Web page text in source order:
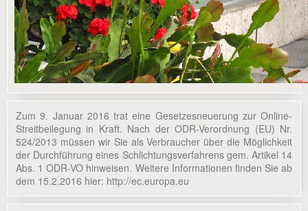
Zum 9. Januar 2016 trat eine Gesetzesneuerung zur Online-
Streitbeilegung in Kraft. Nach der ODR-Verordnung (EU) Nr.
524/2013 müssen wir Sie als Verbraucher über die Möglichkeit
der Durchführung eines Schlichtungsverfahrens gem. Artikel 14
Abs. 1 ODR-VO hinweisen. Weitere Informationen finden Sie ab
dem 15.2.2016 hier: http://ec.europa.eu